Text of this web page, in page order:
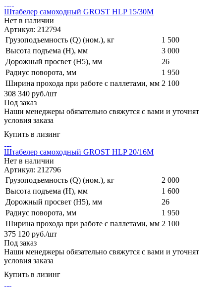
Штабелер самоходный GROST HLP 15/30M
Нет в наличии
Артикул: 212794
Грузоподъемность (Q) (ном.), кг
1 500
Высота подъема (H), мм
3 000
Дорожный просвет (H5), мм
26
Радиус поворота, мм
1 950
Ширина прохода при работе с паллетами, мм 2 100
308 340 руб./шт
Под заказ
Наши менеджеры обязательно свяжутся с вами и уточнят
условия заказа
Купить в лизинг
Штабелер самоходный GROST HLP 20/16M
Нет в наличии
Артикул: 212796
Грузоподъемность (Q) (ном.), кг
2 000
Высота подъема (H), мм
1 600
Дорожный просвет (H5), мм
26
Радиус поворота, мм
1 950
Ширина прохода при работе с паллетами, мм 2 100
375 120 руб./шт
Под заказ
Наши менеджеры обязательно свяжутся с вами и уточнят
условия заказа
Купить в лизинг